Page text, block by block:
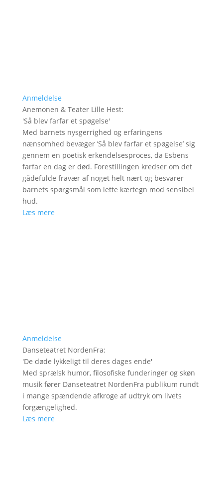
Anmeldelse
Anemonen & Teater Lille Hest:
'Så blev farfar et spøgelse'
Med barnets nysgerrighed og erfaringens
nænsomhed bevæger ’Så blev farfar et spøgelse’ sig
gennem en poetisk erkendelsesproces, da Esbens
farfar en dag er død. Forestillingen kredser om det
gådefulde fravær af noget helt nært og besvarer
barnets spørgsmål som lette kærtegn mod sensibel
hud.
Læs mere
Anmeldelse
Danseteatret NordenFra:
'De døde lykkeligt til deres dages ende'
Med sprælsk humor, filosofiske funderinger og skøn
musik fører Danseteatret NordenFra publikum rundt
i mange spændende afkroge af udtryk om livets
forgængelighed.
Læs mere